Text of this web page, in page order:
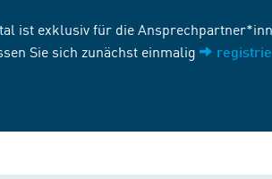
ist exklusiv für die
Sie sich zunächst einmalig